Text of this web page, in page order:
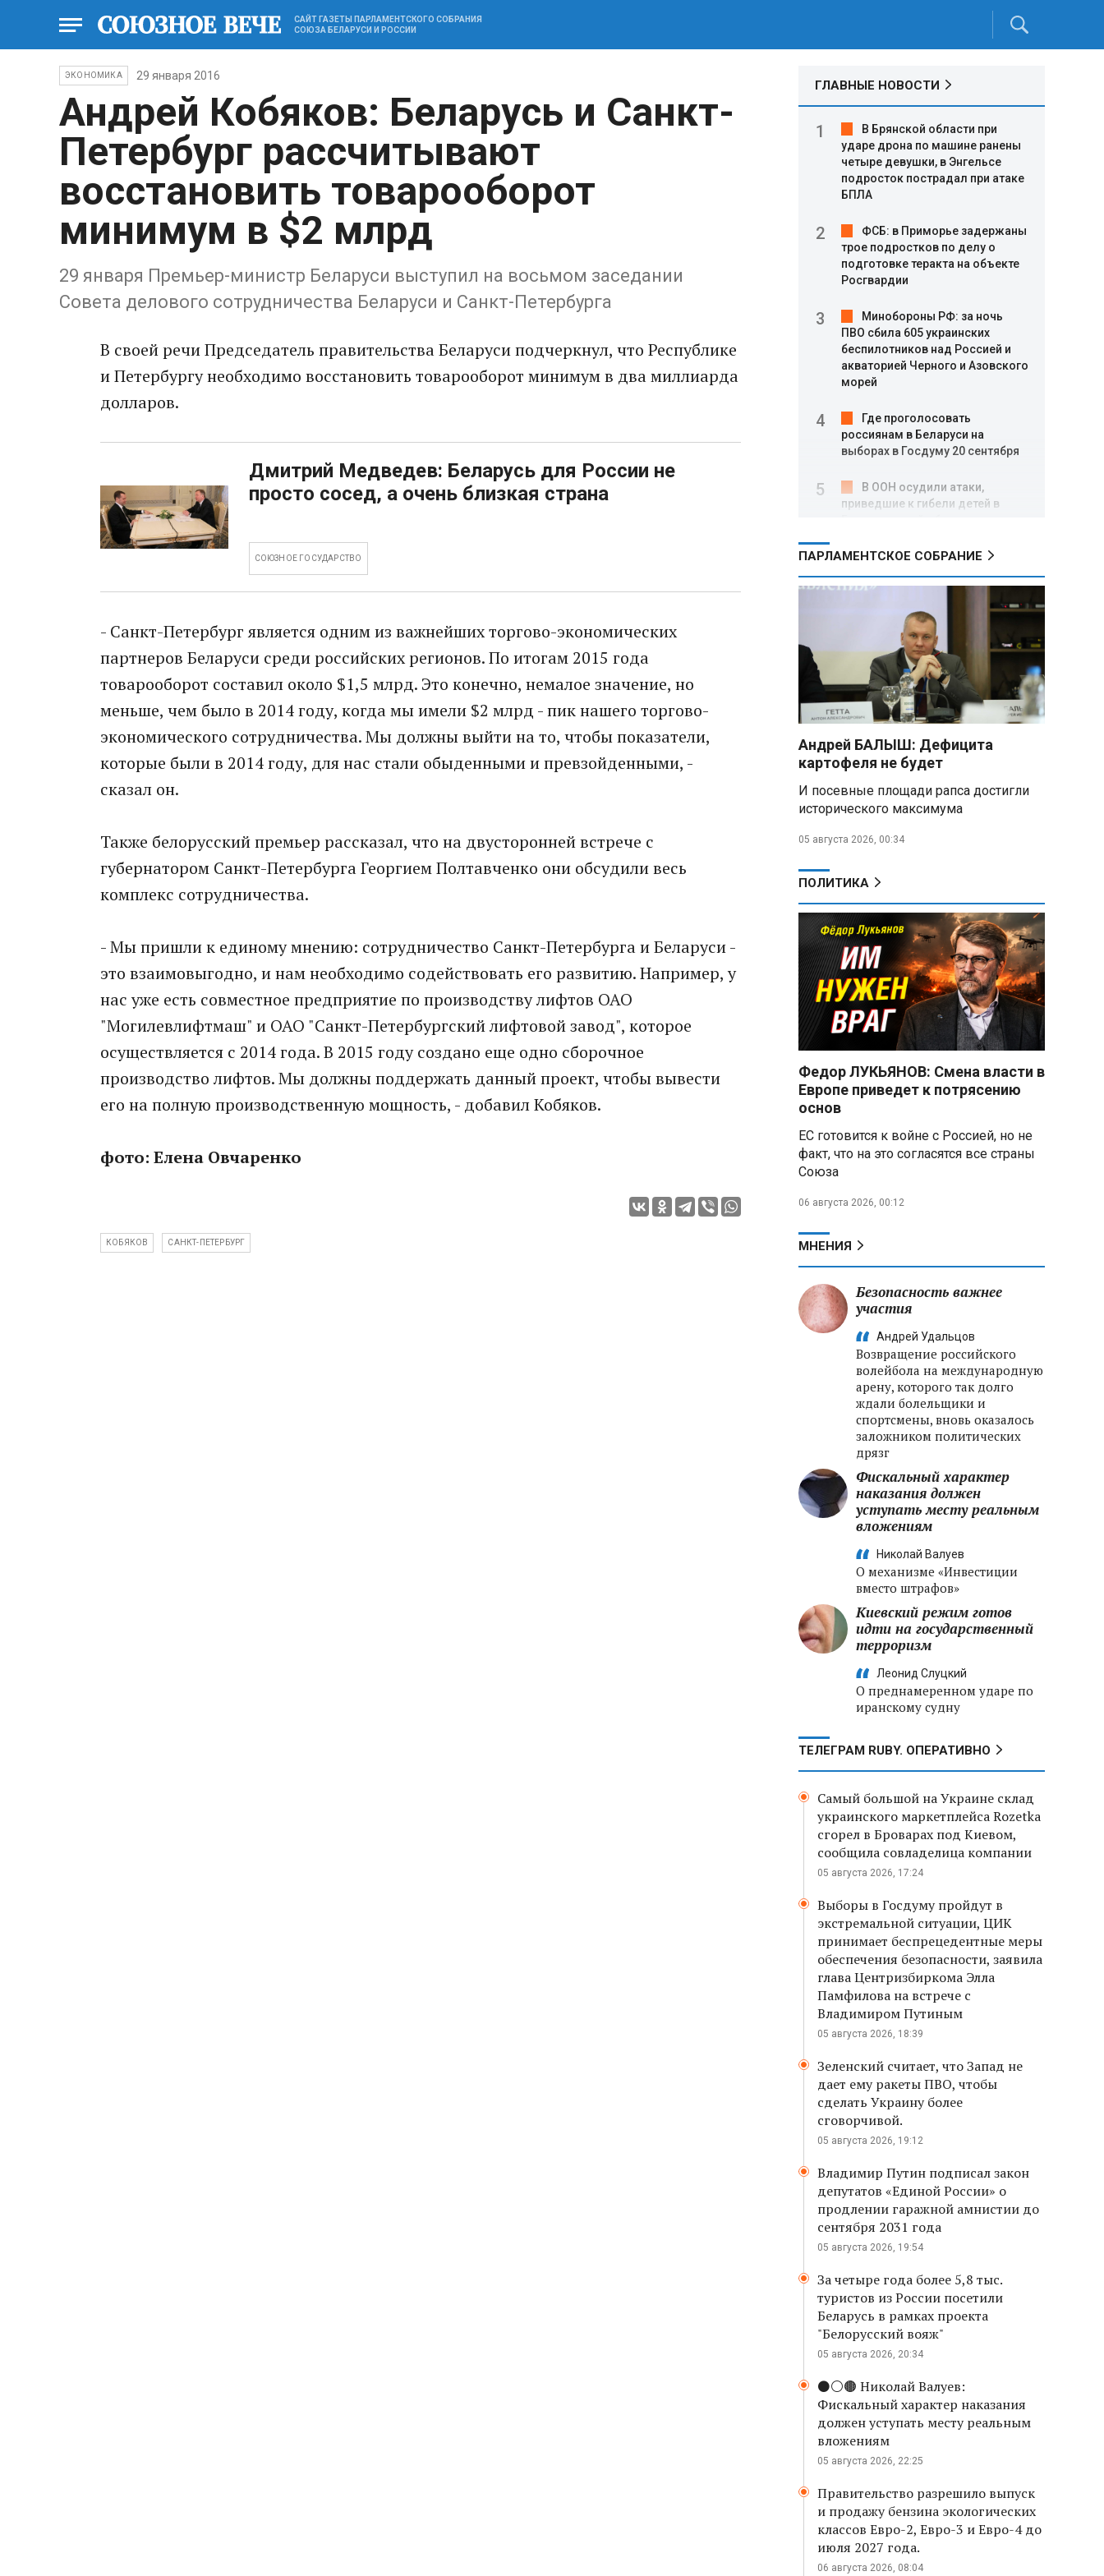
САЙТ ГАЗЕТЫ ПАРЛАМЕНТСКОГО СОБРАНИЯ
СОЮЗА БЕЛАРУСИ И РОССИИ
ЭКОНОМИКА 29 января 2016
Андрей Кобяков: Беларусь и Санкт-
Петербург рассчитывают
восстановить товарооборот
минимум в $2 млрд
29 января Премьер-министр Беларуси выступил на восьмом заседании
Совета делового сотрудничества Беларуси и Санкт-Петербурга
В своей речи Председатель правительства Беларуси подчеркнул, что Республике
и Петербургу необходимо восстановить товарооборот минимум в два миллиарда
долларов.
Дмитрий Медведев: Беларусь для России не
просто сосед, а очень близкая страна
СОЮЗНОЕ ГОСУДАРСТВО
- Санкт-Петербург является одним из важнейших торгово-экономических
партнеров Беларуси среди российских регионов. По итогам 2015 года
товарооборот составил около $1,5 млрд. Это конечно, немалое значение, но
меньше, чем было в 2014 году, когда мы имели $2 млрд - пик нашего торгово-
экономического сотрудничества. Мы должны выйти на то, чтобы показатели,
которые были в 2014 году, для нас стали обыденными и превзойденными, -
сказал он.
Также белорусский премьер рассказал, что на двусторонней встрече с
губернатором Санкт-Петербурга Георгием Полтавченко они обсудили весь
комплекс сотрудничества.
- Мы пришли к единому мнению: сотрудничество Санкт-Петербурга и Беларуси -
это взаимовыгодно, и нам необходимо содействовать его развитию. Например, у
нас уже есть совместное предприятие по производству лифтов ОАО
"Могилевлифтмаш" и ОАО "Санкт-Петербургский лифтовой завод", которое
осуществляется с 2014 года. В 2015 году создано еще одно сборочное
производство лифтов. Мы должны поддержать данный проект, чтобы вывести
его на полную производственную мощность, - добавил Кобяков.
фото: Елена Овчаренко
КОБЯКОВ САНКТ-ПЕТЕРБУРГ
ГЛАВНЫЕ НОВОСТИ
В Брянской области при
ударе дрона по машине ранены
четыре девушки, в Энгельсе
подросток пострадал при атаке
БПЛА
ФСБ: в Приморье задержаны
трое подростков по делу о
подготовке теракта на объекте
Росгвардии
Минобороны РФ: за ночь
ПВО сбила 605 украинских
беспилотников над Россией и
акваторией Черного и Азовского
морей
Где проголосовать
россиянам в Беларуси на
выборах в Госдуму 20 сентября
В ООН осудили атаки,
приведшие к гибели детей в
позиции: боец с позывным Гуль
отбивал атаки ВСУ под ударами
Владимир Путин:
Безопасность в Белгородской
области — главный приоритет, но
соцвопросы забывать нельзя
Год колонии за попытку
«пересидеть» призыв в России:
осудили за уклонение от
службы
В Свердловской области
производителя дронов «Упырь»
Российские пловцы
выиграли все золотые медали
первого дня Кубка мира по
зимнему плаванию
Александр Новак:
Независимые АЗС начнут
снабжать топливом через
региональных операторов
Беларусь и Россия
усиливают сотрудничество по
развития
Рыжевка
графика
Противодействие
мошенничеству и миграционная
политика — приоритеты работы
Госдумы
ПАРЛАМЕНТСКОЕ СОБРАНИЕ
Андрей БАЛЫШ: Дефицита
картофеля не будет
И посевные площади рапса достигли
исторического максимума
05 августа 2026, 00:34
ПОЛИТИКА
Федор ЛУКЬЯНОВ: Смена власти в
Европе приведет к потрясению
основ
ЕС готовится к войне с Россией, но не
факт, что на это согласятся все страны
Союза
06 августа 2026, 00:12
МНЕНИЯ
Безопасность важнее
участия
Андрей Удальцов
Возвращение российского
волейбола на международную
арену, которого так долго
ждали болельщики и
спортсмены, вновь оказалось
заложником политических
дрязг
Фискальный характер
наказания должен
уступать месту реальным
вложениям
Николай Валуев
О механизме «Инвестиции
вместо штрафов»
Киевский режим готов
идти на государственный
терроризм
Леонид Слуцкий
О преднамеренном ударе по
иранскому судну
ТЕЛЕГРАМ RUBY. ОПЕРАТИВНО
Самый большой на Украине склад
украинского маркетплейса Rozetka
сгорел в Броварах под Киевом,
сообщила совладелица компании
05 августа 2026, 17:24
Выборы в Госдуму пройдут в
экстремальной ситуации, ЦИК
принимает беспрецедентные меры
обеспечения безопасности, заявила
глава Центризбиркома Элла
Памфилова на встрече с
Владимиром Путиным
05 августа 2026, 18:39
Зеленский считает, что Запад не
дает ему ракеты ПВО, чтобы
сделать Украину более
сговорчивой.
05 августа 2026, 19:12
Владимир Путин подписал закон
депутатов «Единой России» о
продлении гаражной амнистии до
сентября 2031 года
05 августа 2026, 19:54
За четыре года более 5,8 тыс.
туристов из России посетили
Беларусь в рамках проекта
"Белорусский вояж"
05 августа 2026, 20:34
⚫️⚪️🟤 Николай Валуев:
Фискальный характер наказания
должен уступать месту реальным
вложениям
05 августа 2026, 22:25
Правительство разрешило выпуск
и продажу бензина экологических
классов Евро-2, Евро-3 и Евро-4 до
июля 2027 года.
06 августа 2026, 08:04